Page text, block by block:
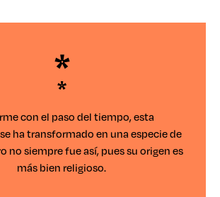
*
con el paso del tiempo, esta
ha transformado en una especie de
no siempre fue así, pues su origen es
más bien religioso.